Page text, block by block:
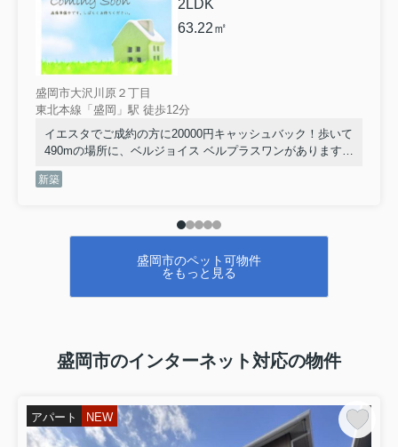
2LDK
63.22㎡
盛岡市大沢川原２丁目
東北本線「盛岡」駅 徒歩12分
イエスタでご成約の方に20000円キャッシュバック！歩いて
490mの場所に、ベルジョイス ベルプラスワンがあります♪
物件です♪ぜひ一度見ていただきたい、「TORISIA大沢川
ませんか♪住まいは誰にとっても重要な役割を果たしてくれ
るものです♪ご希望の住まいを共に見つけましょう(#^^#)
新築
盛岡市のペット可物件
をもっと見る
盛岡市のインターネット対応の物件
アパート NEW